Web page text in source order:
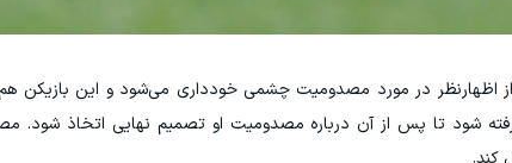
اظهارنظر در مورد مصدومیت چشمی خودداری می‌شود و این بازیکن هم
شود تا پس از آن درباره مصدومیت او تصمیم نهایی اتخاذ شود.